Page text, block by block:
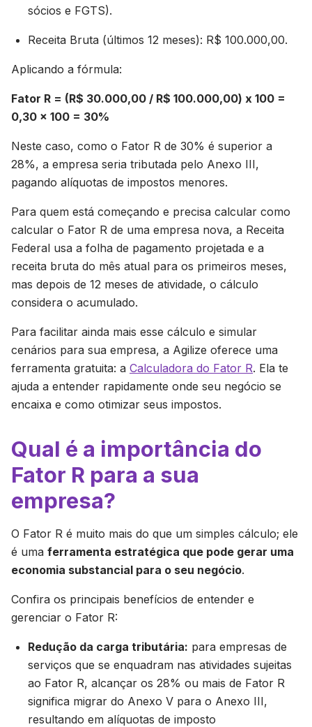
sócios e FGTS).
Receita Bruta (últimos 12 meses): R$ 100.000,00.
Aplicando a fórmula:
Fator R = (R$ 30.000,00 / R$ 100.000,00) x 100 =
0,30 x 100 = 30%
Neste caso, como o Fator R de 30% é superior a
28%, a empresa seria tributada pelo Anexo III,
pagando alíquotas de impostos menores.
Para quem está começando e precisa calcular como
calcular o Fator R de uma empresa nova, a Receita
Federal usa a folha de pagamento projetada e a
receita bruta do mês atual para os primeiros meses,
mas depois de 12 meses de atividade, o cálculo
considera o acumulado.
Para facilitar ainda mais esse cálculo e simular
cenários para sua empresa, a Agilize oferece uma
ferramenta gratuita: a Calculadora do Fator R. Ela te
ajuda a entender rapidamente onde seu negócio se
encaixa e como otimizar seus impostos.
Qual é a importância do
Fator R para a sua
empresa?
O Fator R é muito mais do que um simples cálculo; ele
é uma ferramenta estratégica que pode gerar uma
economia substancial para o seu negócio.
Confira os principais benefícios de entender e
gerenciar o Fator R:
Redução da carga tributária: para empresas de
serviços que se enquadram nas atividades sujeitas
ao Fator R, alcançar os 28% ou mais de Fator R
significa migrar do Anexo V para o Anexo III,
resultando em alíquotas de imposto